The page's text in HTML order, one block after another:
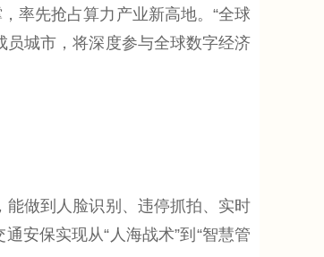
率先抢占算力产业新高地。“全球
员城市，将深度参与全球数字经济
做到人脸识别、违停抓拍、实时
安保实现从“人海战术”到“智慧管